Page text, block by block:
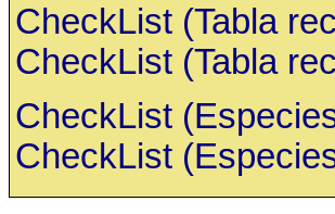
CheckList (Tabla
CheckList (Tabla
CheckList
CheckList